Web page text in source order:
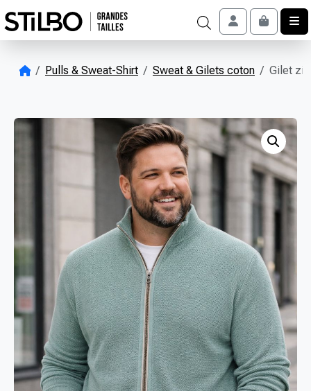
Account
Cart
Pulls & Sweat-Shirt Sweat & Gilets coton Gilet